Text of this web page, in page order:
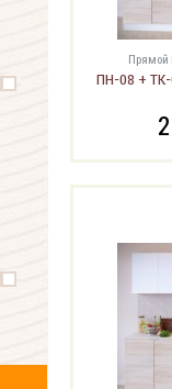
Прямой
ПН-08 +